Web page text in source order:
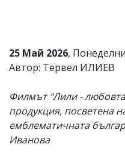
въвеждат
от
редакцията
не
носи
отговорност
за
25 Май 2026,
Автор: Тервел ИЛИЕВ
Филмът "Лили -
продукция, посветена
емблематичната
Иванова